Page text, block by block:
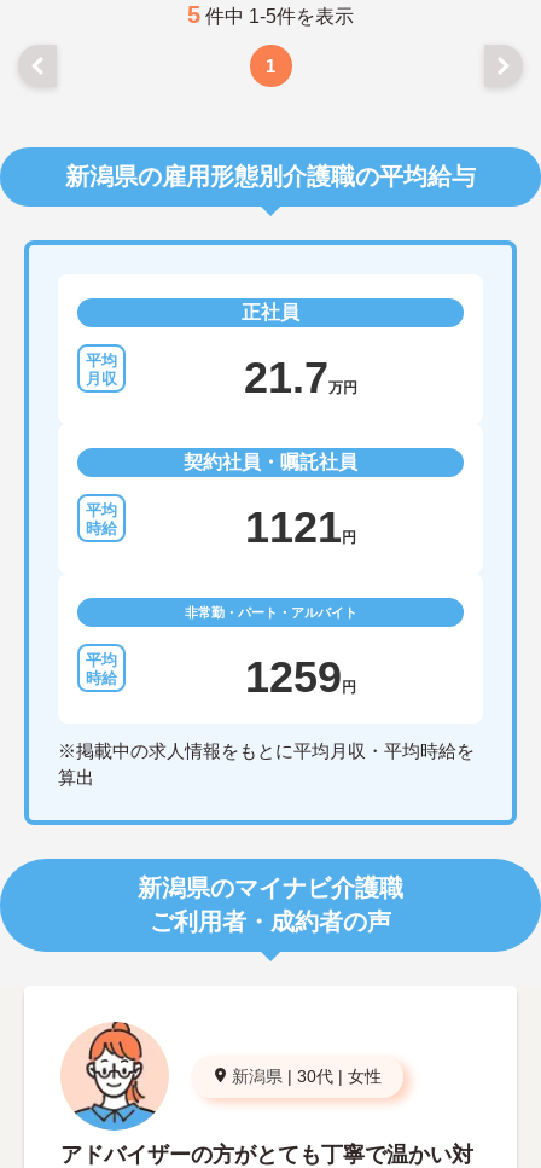
5 件中 1-5件を表示
1
新潟県の雇用形態別介護職の平均給与
正社員
21.7万円
契約社員・嘱託社員
1121 円
非常勤・パート・アルバイト
1259 円
※掲載中の求人情報をもとに平均月収・平均時給を
算出
新潟県のマイナビ介護職
ご利用者・成約者の声
新潟県 | 30代 | 女性
アドバイザーの方がとても丁寧で温かい対